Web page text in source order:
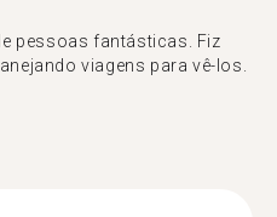
pessoas fantásticas. Fiz
viagens para vê-los.